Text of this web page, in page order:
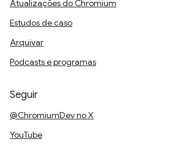
Atualizações do Chromium
Estudos de caso
Arquivar
Podcasts e programas
Seguir
@ChromiumDev no X
YouTube